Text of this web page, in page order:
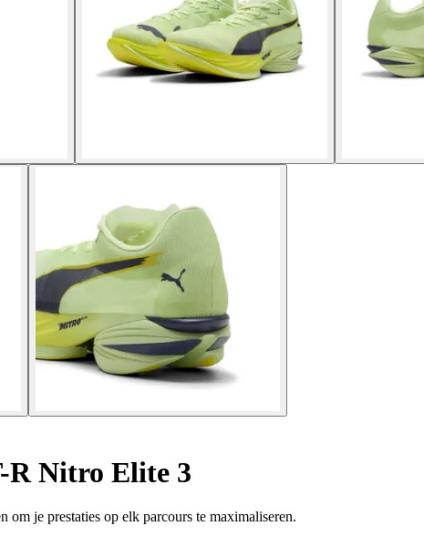
R Nitro Elite 3
je prestaties op elk parcours te maximaliseren.